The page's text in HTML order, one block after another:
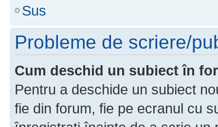
Sus
Probleme de scriere/
Cum deschid un subiect în
Pentru a deschide un subiect
fie din forum, fie pe ecranul cu